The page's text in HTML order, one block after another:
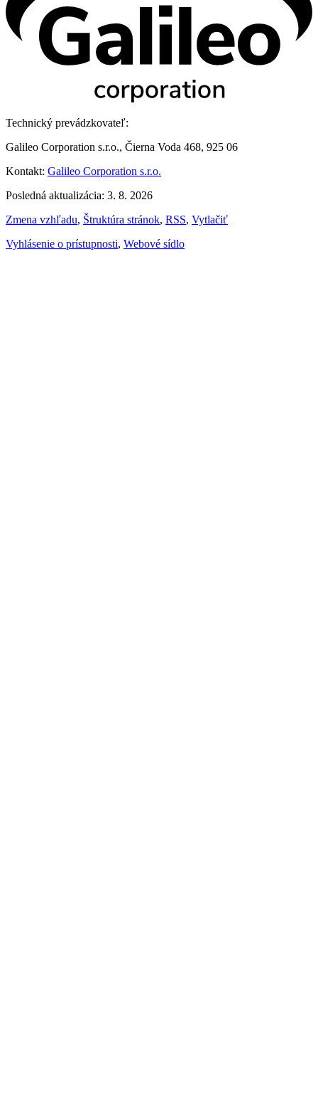
Technický prevádzkovateľ:
Galileo Corporation s.r.o., Čierna Voda 468, 925 06
Kontakt: Galileo Corporation s.r.o.
Posledná aktualizácia: 3. 8. 2026
Zmena vzhľadu, Štruktúra stránok, RSS, Vytlačiť
Vyhlásenie o prístupnosti, Webové sídlo